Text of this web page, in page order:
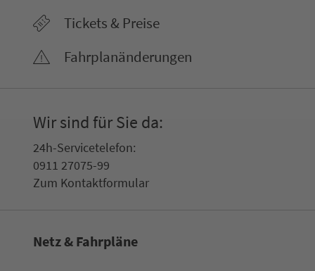
Tickets & Preise
Fahr­plan­ände­rungen
Wir sind für Sie da:
24h-Ser­vice­te­le­fon:
0911 27075-99
Zum Kon­taktformular
Netz & Fahrpläne